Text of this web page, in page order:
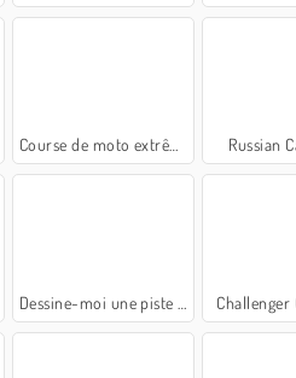
Course de moto extrême Russian
Dessine-moi une piste de course